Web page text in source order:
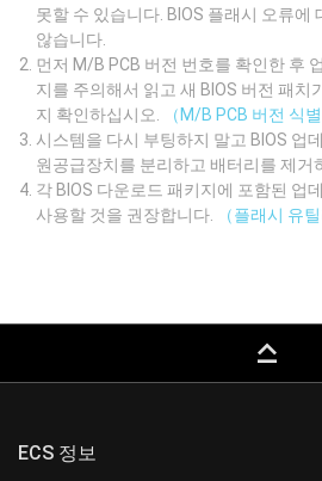
못할 수 있습니다. BIOS 플래시 오류에
않습니다.
먼저 M/B PCB 버전 번호를 확인한 후
지를 주의해서 읽고 새 BIOS 버전 패치
지 확인하십시오.
（M/B PCB 버전 식별
시스템을 다시 부팅하지 말고 BIOS 업
원공급장치를 분리하고 배터리를 제거
각 BIOS 다운로드 패키지에 포함된 업
사용할 것을 권장합니다.
（플래시 유
keyboard_capslock
ECS 정보